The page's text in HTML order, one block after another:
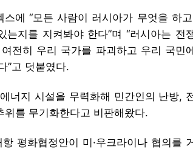
에 “모든 사람이 러시아가 무엇을 하
지를 지켜봐야 한다”며 “러시아는 전
전히 우리 국가를 파괴하고 우리 국민
”고 덧붙였다.
너지 시설을 무력화해 민간인의 난방,
를 무기화한다고 비판해왔다.
평화협정안이 미·우크라이나 협의를